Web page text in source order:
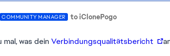
COMMUNITY MANAGER to iClonePogo
mal, was dein Verbindungsqualitätsbericht